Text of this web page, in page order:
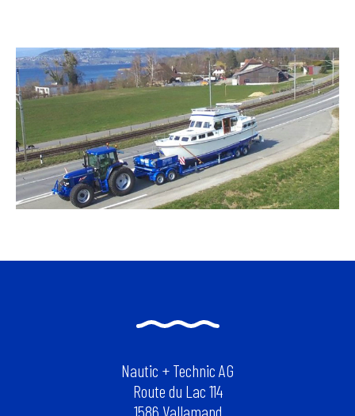
Nautic + Technic AG
Route du Lac 114
1586 Vallamand